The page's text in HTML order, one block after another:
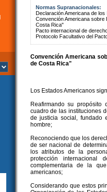
Normas Supranacionales:
Declaración Americana de
Convención Americana
Costa Rica"
Pacto internacional de
Protocolo Facultativo del
Convención Americana
de Costa Rica"
Los Estados Americanos
Reafirmando su
cuadro de las instituciones
de justicia social, fundado
hombre;
Reconociendo que los
de ser nacional de
los atributos de la
protección internacional
complementaria de la
americanos;
Considerando que estos